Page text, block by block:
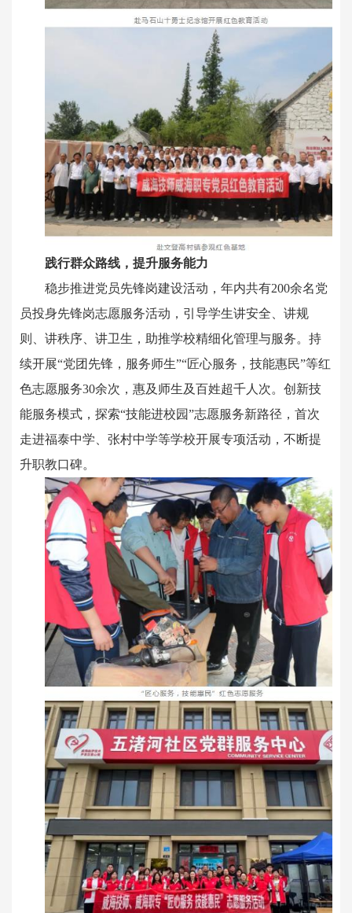
践行群众路线，提升服务能力
稳步推进党员先锋岗建设活动，年内共有200余名党
员投身先锋岗志愿服务活动，引导学生讲安全、讲规
则、讲秩序、讲卫生，助推学校精细化管理与服务。持
续开展“党团先锋，服务师生”“匠心服务，技能惠民”等红
色志愿服务30余次，惠及师生及百姓超千人次。创新技
能服务模式，探索“技能进校园”志愿服务新路径，首次
走进福泰中学、张村中学等学校开展专项活动，不断提
升职教口碑。